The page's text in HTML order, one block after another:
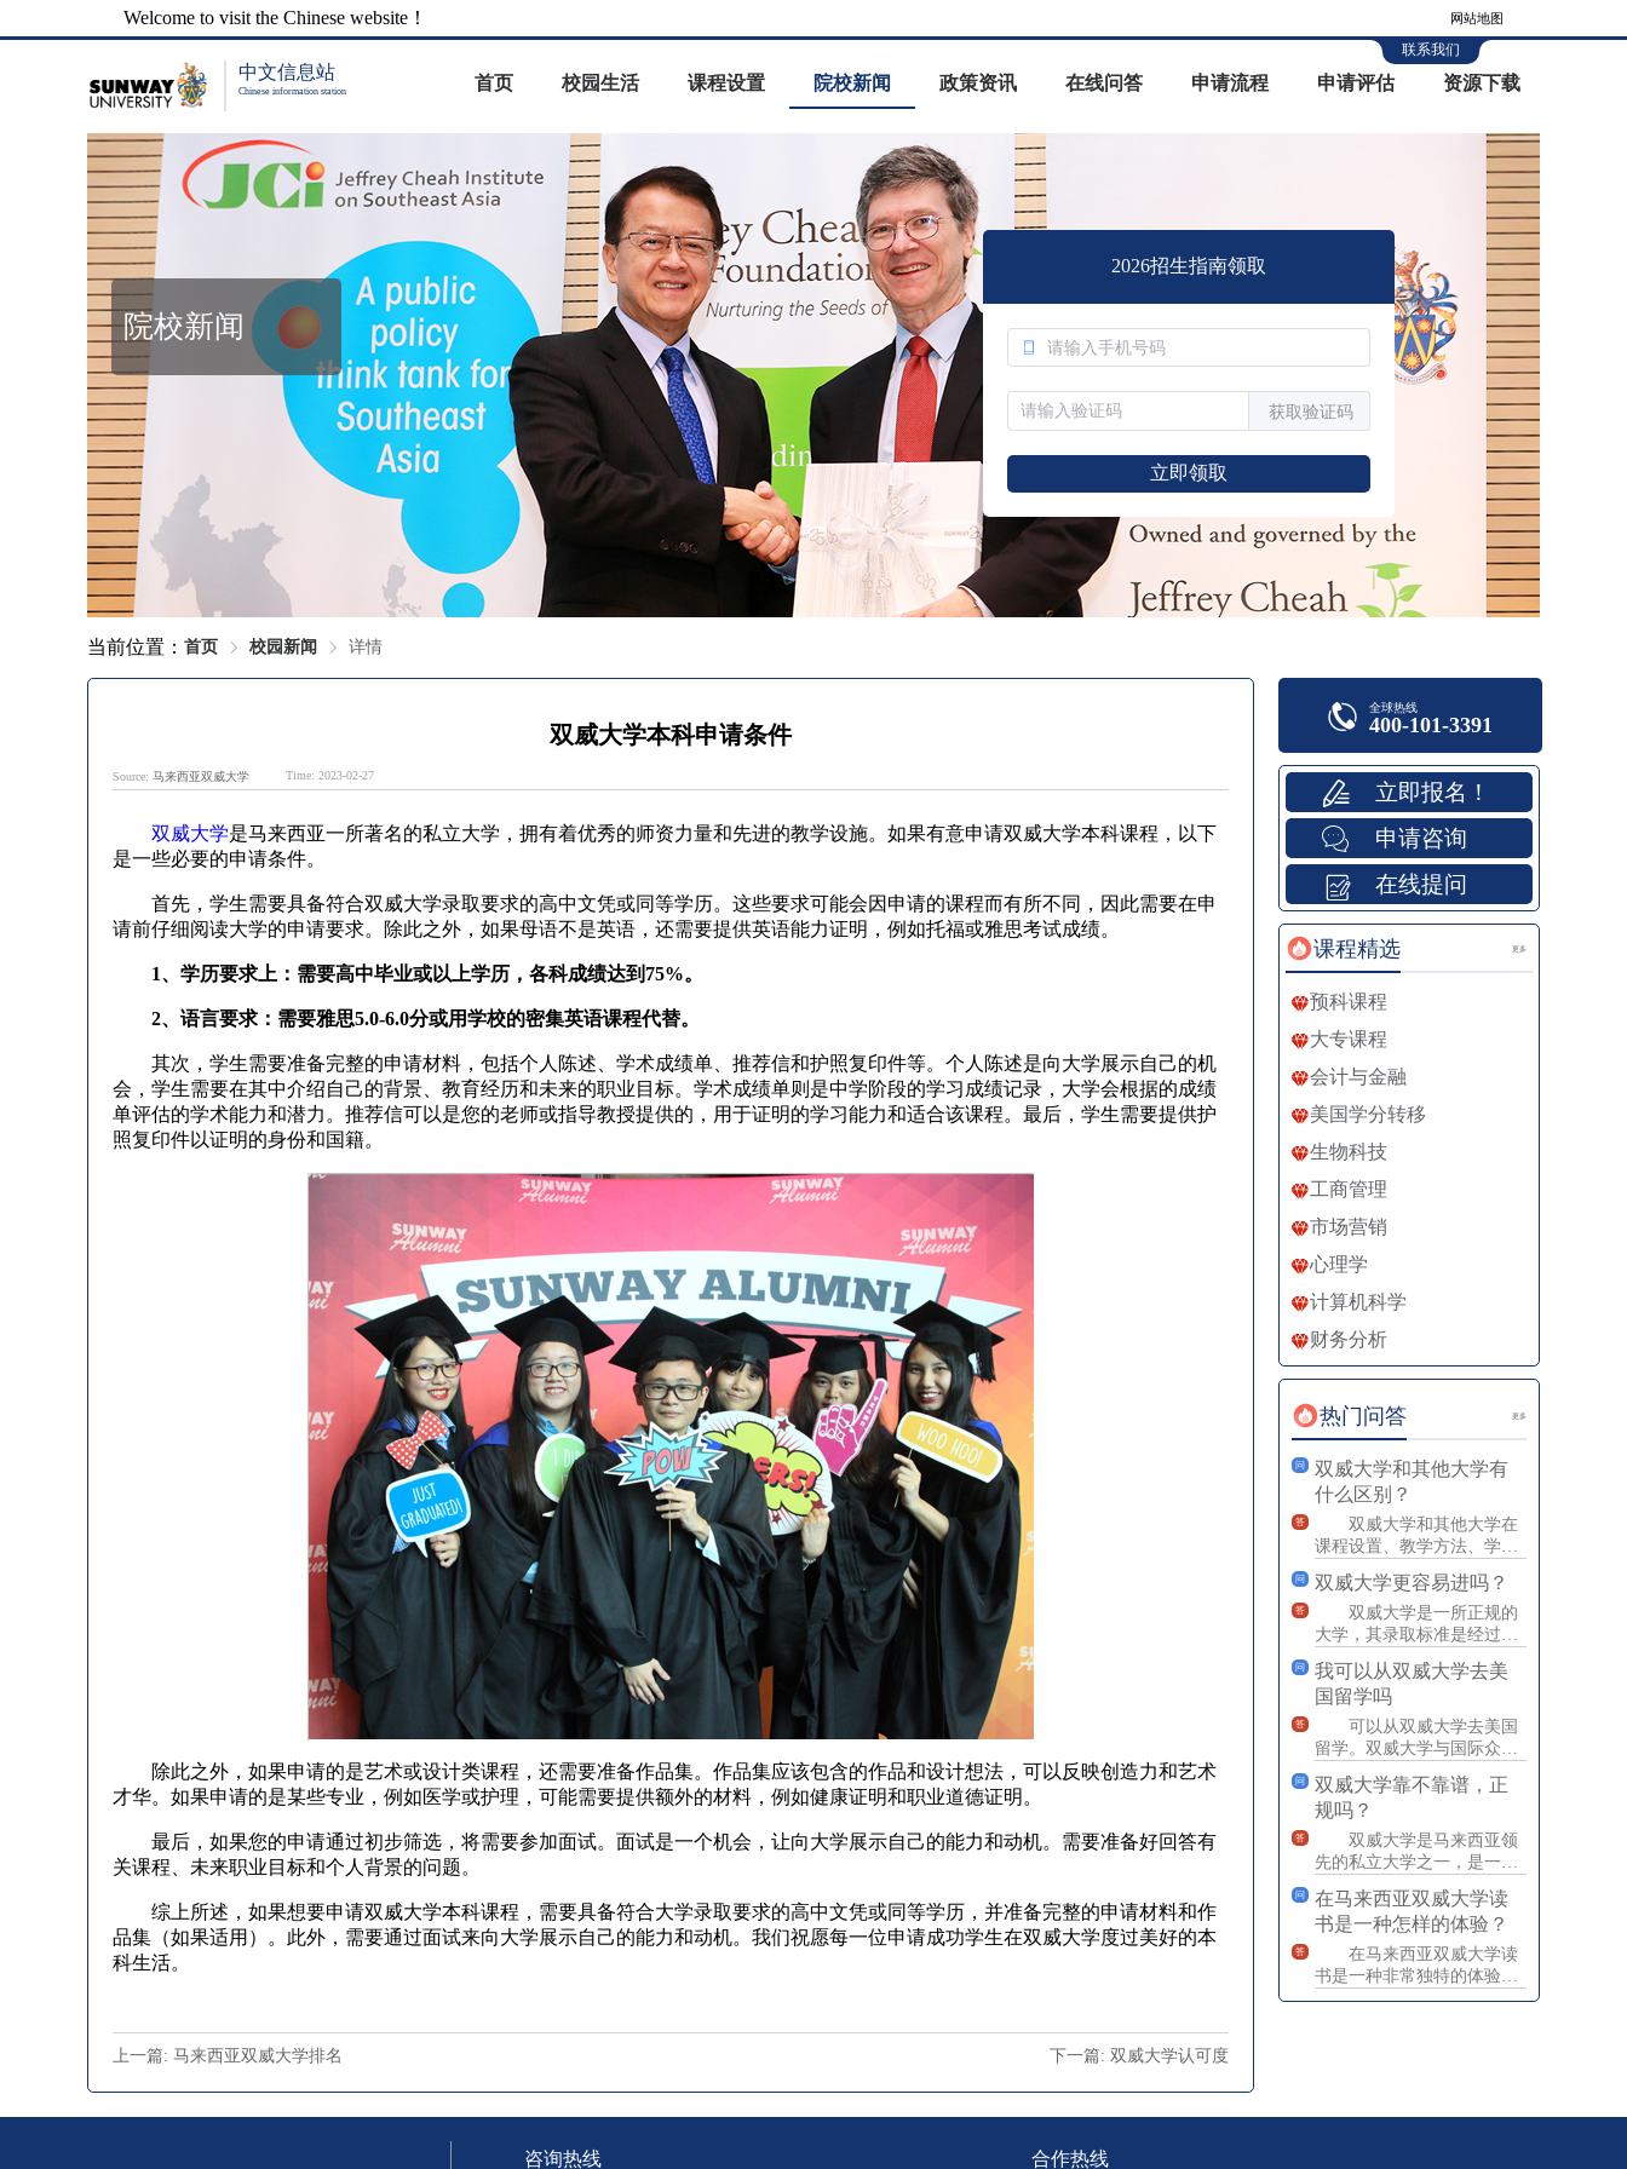
Welcome to visit the Chinese website！ 网站地图
中文信息站
Chinese information station 首页 校园生活 课程设置 院校新闻 政策资讯 在线问答 申请流程 申请评估 资源下载
联系我们
院校新闻
2026招生指南领取
获取验证码
立即领取
当前位置： 首页 校园新闻 详情
双威大学本科申请条件
Source: 马来西亚双威大学 Time: 2023-02-27
双威大学是马来西亚一所著名的私立大学，拥有着优秀的师资力量和先进的教学设施。如果有意申请双威大学本科课程，以下
是一些必要的申请条件。
首先，学生需要具备符合双威大学录取要求的高中文凭或同等学历。这些要求可能会因申请的课程而有所不同，因此需要在申
请前仔细阅读大学的申请要求。除此之外，如果母语不是英语，还需要提供英语能力证明，例如托福或雅思考试成绩。
1、学历要求上：需要高中毕业或以上学历，各科成绩达到75%。
2、语言要求：需要雅思5.0-6.0分或用学校的密集英语课程代替。
其次，学生需要准备完整的申请材料，包括个人陈述、学术成绩单、推荐信和护照复印件等。个人陈述是向大学展示自己的机
会，学生需要在其中介绍自己的背景、教育经历和未来的职业目标。学术成绩单则是中学阶段的学习成绩记录，大学会根据的成绩
单评估的学术能力和潜力。推荐信可以是您的老师或指导教授提供的，用于证明的学习能力和适合该课程。最后，学生需要提供护
照复印件以证明的身份和国籍。
除此之外，如果申请的是艺术或设计类课程，还需要准备作品集。作品集应该包含的作品和设计想法，可以反映创造力和艺术
才华。如果申请的是某些专业，例如医学或护理，可能需要提供额外的材料，例如健康证明和职业道德证明。
最后，如果您的申请通过初步筛选，将需要参加面试。面试是一个机会，让向大学展示自己的能力和动机。需要准备好回答有
关课程、未来职业目标和个人背景的问题。
综上所述，如果想要申请双威大学本科课程，需要具备符合大学录取要求的高中文凭或同等学历，并准备完整的申请材料和作
品集（如果适用）。此外，需要通过面试来向大学展示自己的能力和动机。我们祝愿每一位申请成功学生在双威大学度过美好的本
科生活。
上一篇: 马来西亚双威大学排名 下一篇: 双威大学认可度
全球热线
400-101-3391
立即报名！
申请咨询
在线提问
课程精选
预科课程
大专课程
会计与金融
美国学分转移
生物科技
工商管理
市场营销
心理学
计算机科学
财务分析
更多
热门问答
问
双威大学和其他大学有
什么区别？
答
双威大学和其他大学在
课程设置、教学方法、学生
体验等方面有很大的不同。
具体来说，双威大学注重以
问 双威大学更容易进吗？
答
双威大学是一所正规的
大学，其录取标准是经过严
格审核和认可的。虽然双威
大学的录取标准相对较高，
但并
问
我可以从双威大学去美
国留学吗
答
可以从双威大学去美国
留学。双威大学与国际众多
大学和机构建立了密切的学
术合作关系，为学生提供了
广泛
问
双威大学靠不靠谱，正
规吗？
答
双威大学是马来西亚领
先的私立大学之一，是一家
于提供优质教育，支持企业
以及
问
在马来西亚双威大学读
书是一种怎样的体验？
答
在马来西亚双威大学读
书是一种非常独特的体验。
作为一所全球知名的私立大
更多
咨询热线 合作热线